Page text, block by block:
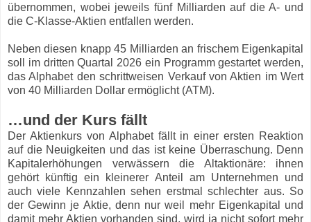
übernommen, wobei jeweils fünf Milliarden auf die A- und
die C-Klasse-Aktien entfallen werden.
Neben diesen knapp 45 Milliarden an frischem Eigenkapital
soll im dritten Quartal 2026 ein Programm gestartet werden,
das Alphabet den schrittweisen Verkauf von Aktien im Wert
von 40 Milliarden Dollar ermöglicht (ATM).
…und der Kurs fällt
Der Aktienkurs von Alphabet fällt in einer ersten Reaktion
auf die Neuigkeiten und das ist keine Überraschung. Denn
Kapitalerhöhungen verwässern die Altaktionäre: ihnen
gehört künftig ein kleinerer Anteil am Unternehmen und
auch viele Kennzahlen sehen erstmal schlechter aus. So
der Gewinn je Aktie, denn nur weil mehr Eigenkapital und
damit mehr Aktien vorhanden sind, wird ja nicht sofort mehr